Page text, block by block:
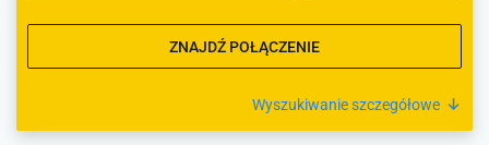
ZNAJDŹ POŁĄCZENIE
Wyszukiwanie szczegółowe